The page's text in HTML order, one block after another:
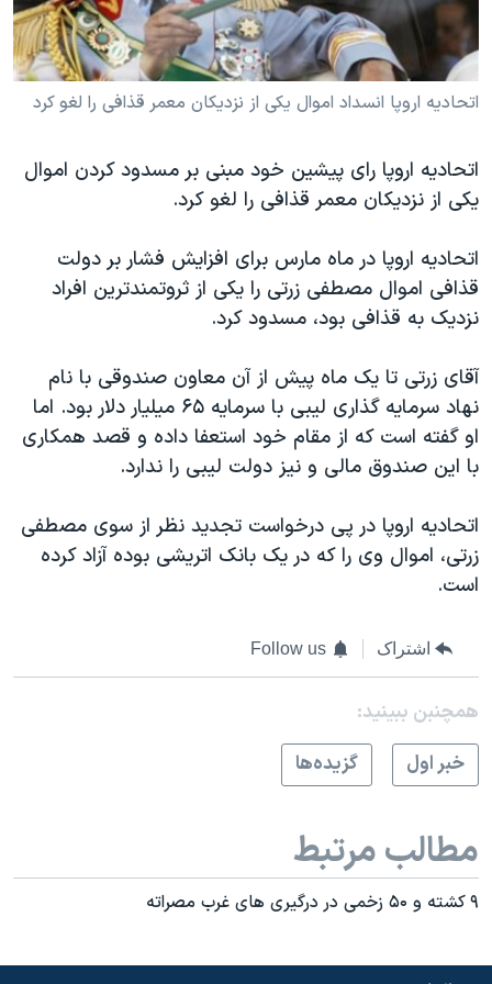
فرهنگ و زندگی
حقوق شهروندی
اقتصادی
اسرائیل در جنگ
آرشیو پخش زنده
مستندها
انتخابات ریاست جمهوری آمریکا ۲۰۲۴
حمله جمهوری اسلامی به اسرائیل
ورزش زنان در ایران
مجموعه مستندهای دادخواهی
تریبونال مردمی آبان ۹۸
چهل سال گروگان‌گیری
قانون شفافیت دارائی کادر رهبری ایران
اعتراضات مردمی آبان ۹۸
نرگس محمدی برنده جایزه نوبل صلح
سفر پرزیدنت ترامپ به چین
دنبال کنید
زبانهای مختلف
اتحاديه اروپا انسداد اموال يکی از نزديکان معمر قذافی را لغو کرد
اتحاديه اروپا رای پيشين خود مبنی بر مسدود کردن اموال
يکی از نزديکان معمر قذافی را لغو کرد.
اتحاديه اروپا در ماه مارس برای افزايش فشار بر دولت
قذافی اموال مصطفی زرتی را يکی از ثروتمندترين افراد
نزديک به قذافی بود، مسدود کرد.
آقای زرتی تا يک ماه پيش از آن معاون صندوقی با نام
نهاد سرمايه گذاری ليبی با سرمايه ۶۵ ميليار دلار بود. اما
او گفته است که از مقام خود استعفا داده و قصد همکاری
با اين صندوق مالی و نيز دولت ليبی را ندارد.
اتحاديه اروپا در پی درخواست تجديد نظر از سوی مصطفی
زرتی، اموال وی را که در يک بانک اتريشی بوده آزاد کرده
است.
اشتراک Follow us
همچنبن ببینید:
خبر اول
گزيده‌ها
مطالب مرتبط
۹ کشته و ۵۰ زخمی در درگیری های غرب مصراته